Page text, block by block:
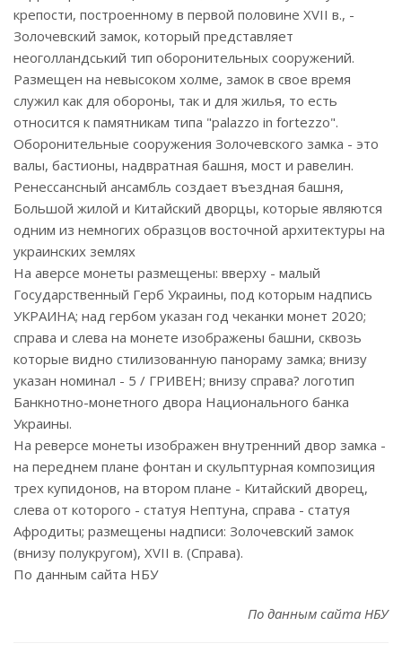
крепости, построенному в первой половине XVII в., -
Золочевский замок, который представляет
неоголландський тип оборонительных сооружений.
Размещен на невысоком холме, замок в свое время
служил как для обороны, так и для жилья, то есть
относится к памятникам типа "palazzo in fortezzo".
Оборонительные сооружения Золочевского замка - это
валы, бастионы, надвратная башня, мост и равелин.
Ренессансный ансамбль создает въездная башня,
Большой жилой и Китайский дворцы, которые являются
одним из немногих образцов восточной архитектуры на
украинских землях
На аверсе монеты размещены: вверху - малый
Государственный Герб Украины, под которым надпись
УКРАИНА; над гербом указан год чеканки монет 2020;
справа и слева на монете изображены башни, сквозь
которые видно стилизованную панораму замка; внизу
указан номинал - 5 / ГРИВЕН; внизу справа? логотип
Банкнотно-монетного двора Национального банка
Украины.
На реверсе монеты изображен внутренний двор замка -
на переднем плане фонтан и скульптурная композиция
трех купидонов, на втором плане - Китайский дворец,
слева от которого - статуя Нептуна, справа - статуя
Афродиты; размещены надписи: Золочевский замок
(внизу полукругом), XVII в. (Справа).
По данным сайта НБУ
По данным сайта НБУ